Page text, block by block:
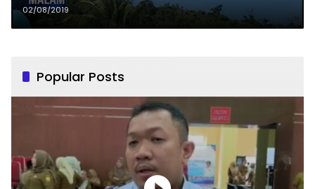
02/08/2019
Popular Posts